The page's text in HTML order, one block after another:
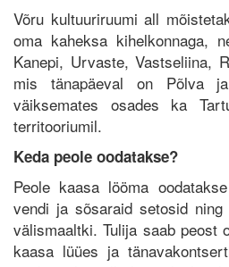
Võru kultuuriruumi all
oma kaheksa kihelkonnaga,
Kanepi, Urvaste, Vastseliina,
mis tänapäeval on Põlva
väiksemates osades ka
territooriumil.
Keda peole oodatakse?
Peole kaasa lööma
vendi ja sõsaraid setosid
välismaaltki. Tulija saab peost
kaasa lüües ja